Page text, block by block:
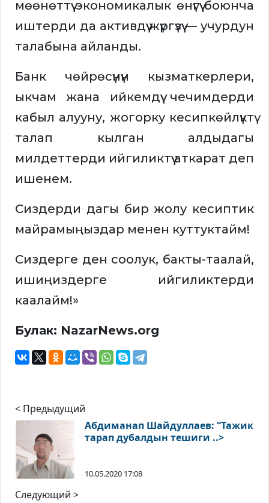
мөөнөттүү экономикалык өнүгүү боюнча
иштерди да активдүү жүргүзүү — учурдун
талабына айланды.
Банк чөйрөсүнүн кызматкерлери,
ыкчам жана ийкемдүү чечимдерди
кабыл алууну, жогорку кесипкөйлүктү
талап кылган алдыдагы
милдеттерди ийгиликтүү аткарат деп
ишенем.
Сиздерди дагы бир жолу кесиптик
майрамыңыздар менен куттуктайм!
Сиздерге ден соолук, бакты-таалай,
ишиңиздерге ийгиликтерди
каалайм!»
Булак: NazarNews.org
< Предыдущий
Абдиманап Шайдуллаев: “Тажик
тарап дубалдын тешиги ..>
10.05.2020 17:08
Следующий >